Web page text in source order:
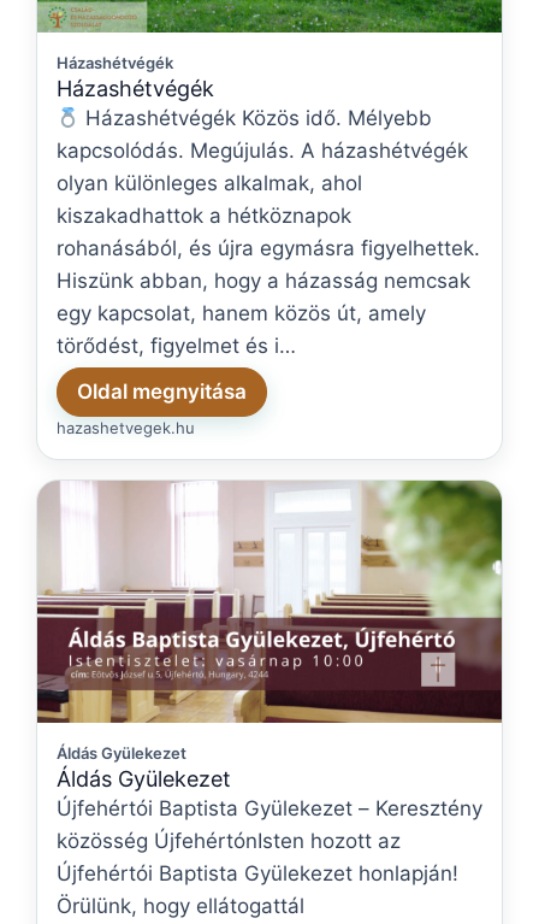
Házashétvégék
Házashétvégék
Házashétvégék Közös idő. Mélyebb
kapcsolódás. Megújulás. A házashétvégék
olyan különleges alkalmak, ahol
kiszakadhattok a hétköznapok
rohanásából, és újra egymásra figyelhettek.
Hiszünk abban, hogy a házasság nemcsak
egy kapcsolat, hanem közös út, amely
törődést, figyelmet és i…
Oldal megnyitása
hazashetvegek.hu
Áldás Gyülekezet
Áldás Gyülekezet
Újfehértói Baptista Gyülekezet – Keresztény
közösség ÚjfehértónIsten hozott az
Újfehértói Baptista Gyülekezet honlapján!
Örülünk, hogy ellátogattál